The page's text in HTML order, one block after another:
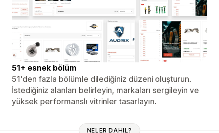
51+ esnek bölüm
51'den fazla bölümle dilediğiniz düzeni oluşturun.
İstediğiniz alanları belirleyin, markaları sergileyin ve
yüksek performanslı vitrinler tasarlayın.
NELER DAHIL?